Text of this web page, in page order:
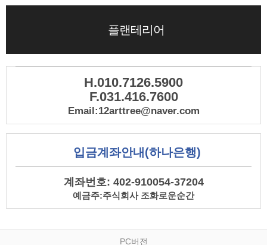
플랜테리어
H.010.7126.5900
F.031.416.7600
Email:12arttree@naver.com
입금계좌안내(하나은행)
계좌번호: 402-910054-37204
예금주:주식회사 조화로운순간
PC버전